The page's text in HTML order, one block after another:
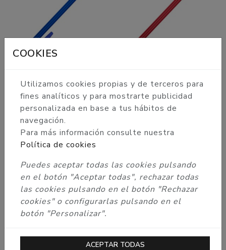
BOQUILLA +
CONECTOR ALADIN
BOQUILLA ALADIN
CLASSIC 30CM -
NEGRO
BOQUILLA ALADIN
CLASSIC 30CM -
PLATA
COOKIES
Utilizamos cookies propias y de terceros para
fines analíticos y para mostrarte publicidad
personalizada en base a tus hábitos de
navegación.
Para más información consulte nuestra
Política de cookies
Puedes aceptar todas las cookies pulsando
en el botón "Aceptar todas", rechazar todas
las cookies pulsando en el botón "Rechazar
cookies" o configurarlas pulsando en el
botón "Personalizar".
ACEPTAR TODAS